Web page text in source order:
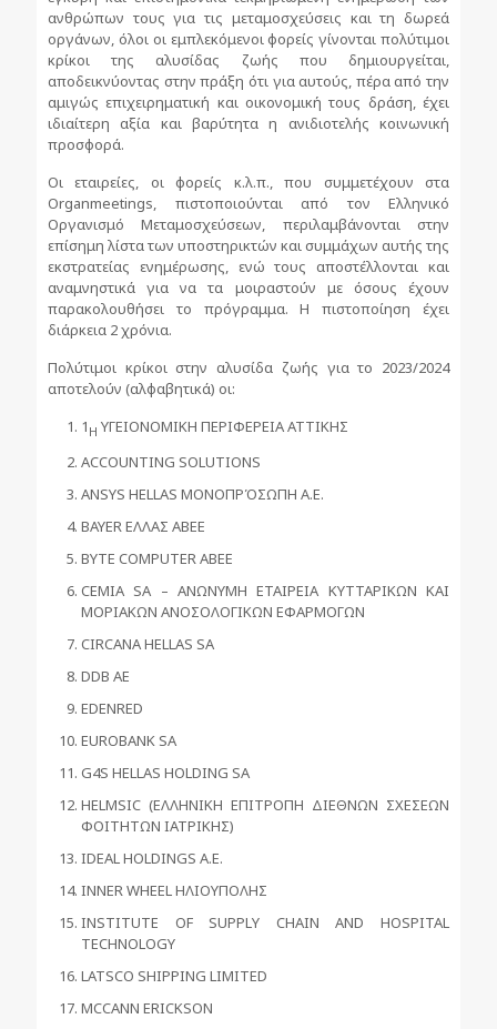
ανθρώπων τους για τις μεταμοσχεύσεις και τη δωρεά
οργάνων, όλοι οι εμπλεκόμενοι φορείς γίνονται πολύτιμοι
κρίκοι της αλυσίδας ζωής που δημιουργείται,
αποδεικνύοντας στην πράξη ότι για αυτούς, πέρα από την
αμιγώς επιχειρηματική και οικονομική τους δράση, έχει
ιδιαίτερη αξία και βαρύτητα η ανιδιοτελής κοινωνική
προσφορά.
Οι εταιρείες, οι φορείς κ.λ.π., που συμμετέχουν στα
Organmeetings, πιστοποιούνται από τον Ελληνικό
Οργανισμό Μεταμοσχεύσεων, περιλαμβάνονται στην
επίσημη λίστα των υποστηρικτών και συμμάχων αυτής της
εκστρατείας ενημέρωσης, ενώ τους αποστέλλονται και
αναμνηστικά για να τα μοιραστούν με όσους έχουν
παρακολουθήσει το πρόγραμμα. Η πιστοποίηση έχει
διάρκεια 2 χρόνια.
Πολύτιμοι κρίκοι στην αλυσίδα ζωής για το 2023/2024
αποτελούν (αλφαβητικά) οι:
1 Η ΥΓΕΙΟΝΟΜΙΚΗ ΠΕΡΙΦΕΡΕΙΑ ΑΤΤΙΚΗΣ
ACCOUNTING SOLUTIONS
ANSYS HELLAS ΜΟΝΟΠΡΌΣΩΠΗ Α.Ε.
BAYER ΕΛΛΑΣ ΑΒΕΕ
BYTE COMPUTER ABEE
CEMIA SA – ΑΝΩΝΥΜΗ ΕΤΑΙΡΕΙΑ ΚΥΤΤΑΡΙΚΩΝ ΚΑΙ
ΜΟΡΙΑΚΩΝ ΑΝΟΣΟΛΟΓΙΚΩΝ ΕΦΑΡΜΟΓΩΝ
CIRCANA HELLAS SA
DDB AE
EDENRED
EUROBANK SA
G4S HELLAS HOLDING SA
HELMSIC (ΕΛΛΗΝΙΚΗ ΕΠΙΤΡΟΠΗ ΔΙΕΘΝΩΝ ΣΧΕΣΕΩΝ
ΦΟΙΤΗΤΩΝ ΙΑΤΡΙΚΗΣ)
IDEAL HOLDINGS A.E.
INNER WHEEL ΗΛΙΟΥΠΟΛΗΣ
INSTITUTE OF SUPPLY CHAIN AND HOSPITAL
TECHNOLOGY
LATSCO SHIPPING LIMITED
MCCANN ERICKSON